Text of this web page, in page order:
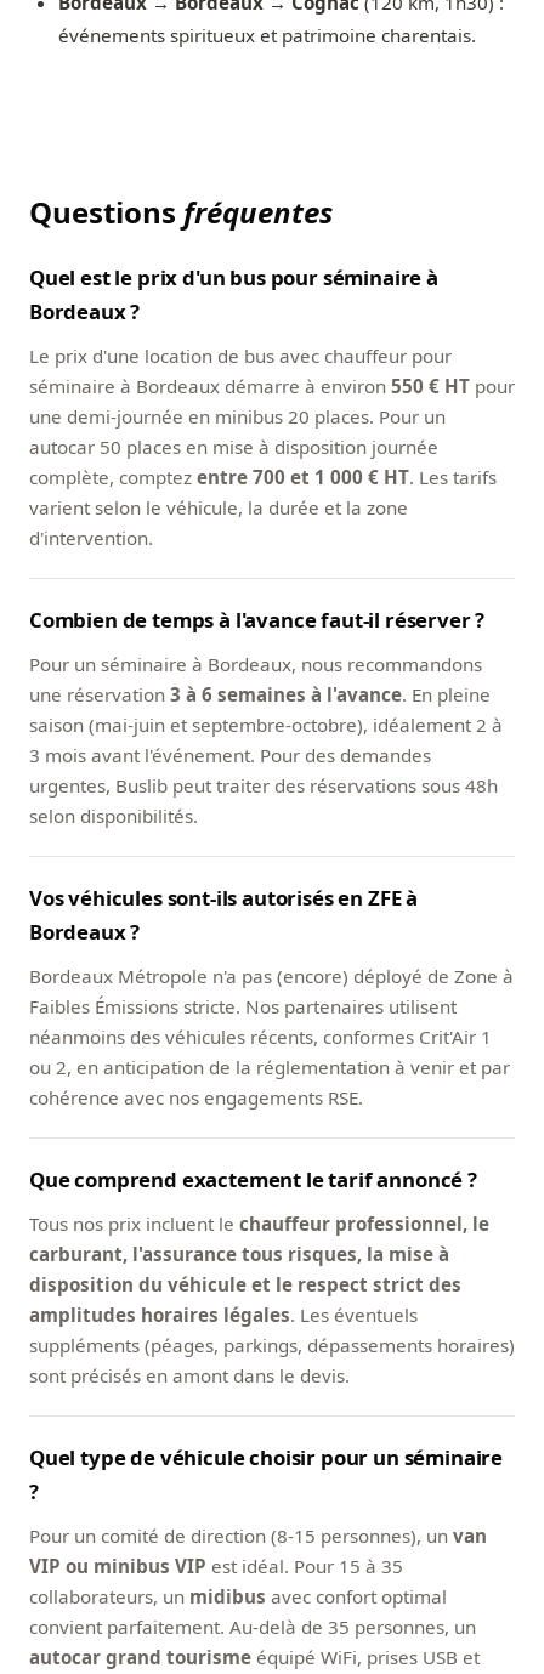
événements spiritueux et patrimoine charentais.
Questions fréquentes
Quel est le prix d'un bus pour séminaire à
Bordeaux ?
Le prix d'une location de bus avec chauffeur pour
séminaire à Bordeaux démarre à environ 550 € HT pour
une demi-journée en minibus 20 places. Pour un
autocar 50 places en mise à disposition journée
complète, comptez entre 700 et 1 000 € HT. Les tarifs
varient selon le véhicule, la durée et la zone
d'intervention.
Combien de temps à l'avance faut-il réserver ?
Pour un séminaire à Bordeaux, nous recommandons
une réservation 3 à 6 semaines à l'avance. En pleine
saison (mai-juin et septembre-octobre), idéalement 2 à
3 mois avant l'événement. Pour des demandes
urgentes, Buslib peut traiter des réservations sous 48h
selon disponibilités.
Vos véhicules sont-ils autorisés en ZFE à
Bordeaux ?
Bordeaux Métropole n'a pas (encore) déployé de Zone à
Faibles Émissions stricte. Nos partenaires utilisent
néanmoins des véhicules récents, conformes Crit'Air 1
ou 2, en anticipation de la réglementation à venir et par
cohérence avec nos engagements RSE.
Que comprend exactement le tarif annoncé ?
Tous nos prix incluent le chauffeur professionnel, le
carburant, l'assurance tous risques, la mise à
disposition du véhicule et le respect strict des
amplitudes horaires légales. Les éventuels
suppléments (péages, parkings, dépassements horaires)
sont précisés en amont dans le devis.
Quel type de véhicule choisir pour un séminaire
?
Pour un comité de direction (8-15 personnes), un van
VIP ou minibus VIP est idéal. Pour 15 à 35
collaborateurs, un midibus avec confort optimal
convient parfaitement. Au-delà de 35 personnes, un
autocar grand tourisme équipé WiFi, prises USB et